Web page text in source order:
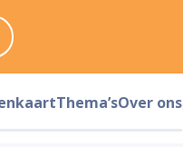
Thema’sOver ons